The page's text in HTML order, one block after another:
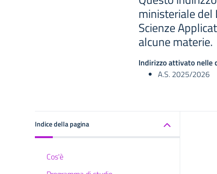
ministeriale del
Scienze
alcune materie.
Indirizzo attivato nelle
A.S. 2025/2026
Indice della pagina
Cos'è